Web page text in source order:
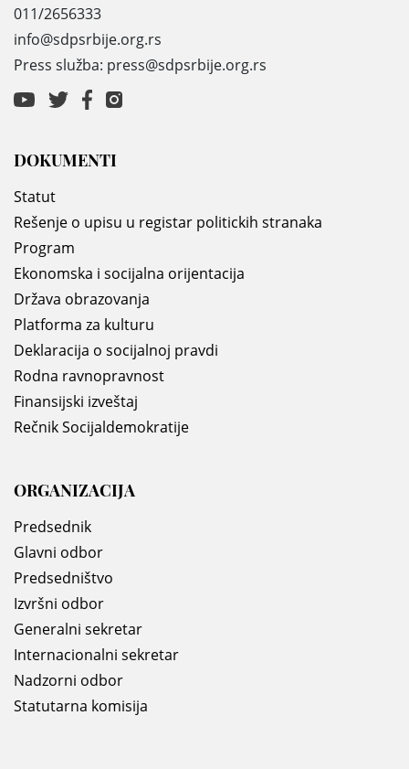
011/2656333
info@sdpsrbije.org.rs
Press služba: press@sdpsrbije.org.rs
DOKUMENTI
Statut
Rešenje o upisu u registar politickih stranaka
Program
Ekonomska i socijalna orijentacija
Država obrazovanja
Platforma za kulturu
Deklaracija o socijalnoj pravdi
Rodna ravnopravnost
Finansijski izveštaj
Rečnik Socijaldemokratije
ORGANIZACIJA
Predsednik
Glavni odbor
Predsedništvo
Izvršni odbor
Generalni sekretar
Internacionalni sekretar
Nadzorni odbor
Statutarna komisija